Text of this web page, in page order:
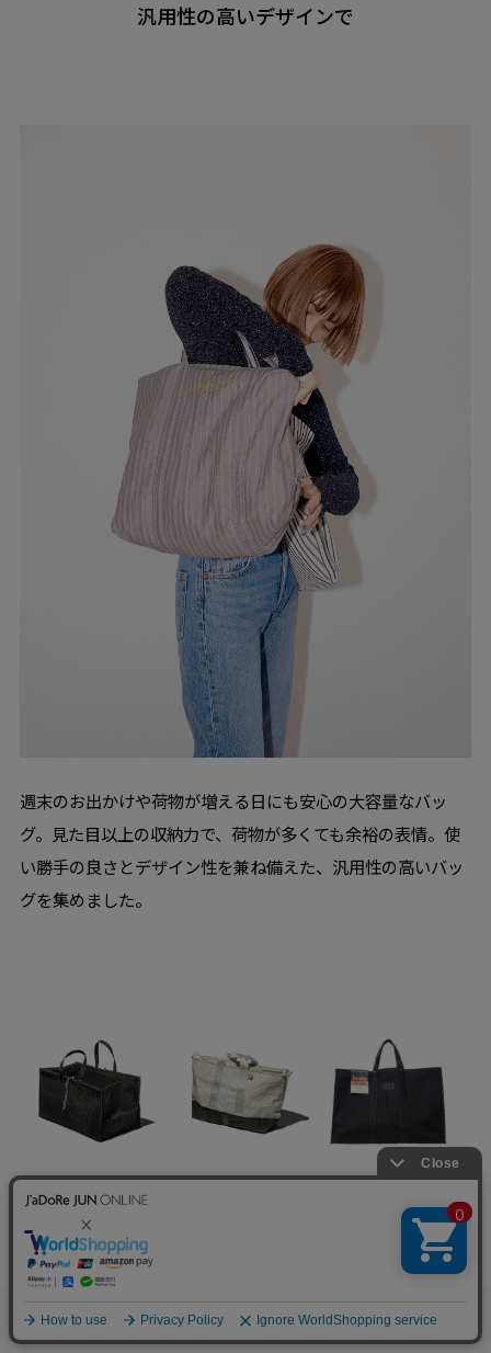
お気に入り
0
カート
汎用性の高いデザインで
週末のお出かけや荷物が増える日にも安心の大容量なバッ
グ。見た目以上の収納力で、荷物が多くても余裕の表情。使
い勝手の良さとデザイン性を兼ね備えた、汎用性の高いバッ
グを集めました。
【PUEBCO｜プエブ
コ】WAXED CANVAS
LARGE BAG ワックス
キャンバス ラージバ
ッグ
¥4,950(税込)
【PUEBCO｜プエブ
コ】LABOUR TOTE
BAG Large レイバー
トートバッグ ラージ